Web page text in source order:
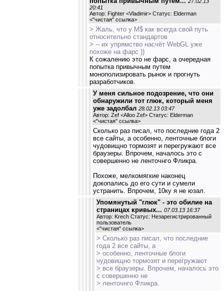
20:41
Автор: Fighter <Vladimir> Статус: Elderman
<"чистая" ссылка>
> Жаль, что у M$ как всегда свой путь
относительно стандартов
> -- их упрямство насчёт WebGL уже
похоже на фарс ))
К сожалению это не фарс, а очередная
попытка привычным путем
монополизировать рынок и прогнуть
разработчиков.
У меня сильное подозрение, что они
обнаружили тот глюк, который меня
уже задолбал 28.02.13 03:47
Автор: Zef <Alloo Zef> Статус: Elderman
<"чистая" ссылка>
Сколько раз писал, что последние года 2
все сайты, а особенно, ленточные блоги
чудовищно тормозят и перегружают все
браузеры. Впрочем, началось это с
совершенно не ленточнго Фликра.
Похоже, мелкомягкие наконец
докопались до его сути и сумели
устранить. Впрочем, 10ку я не юзал.
Упомянутый "глюк" - это обилие на
страницах кривых... 07.03.13 16:37
Автор: Krech Статус: Незарегистрированный
пользователь
<"чистая" ссылка>
> Сколько раз писал, что последние
года 2 все сайты, а
> особенно, ленточные блоги
чудовищно тормозят и перегружают
> все браузеры. Впрочем, началось это
с совершенно не
> ленточнго Фликра.